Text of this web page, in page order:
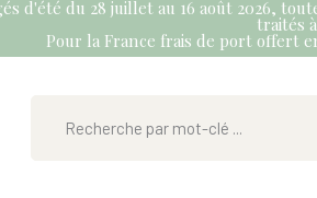
d'été du 28 juillet au 16 août 2026,
traités
Pour la France frais de port offert